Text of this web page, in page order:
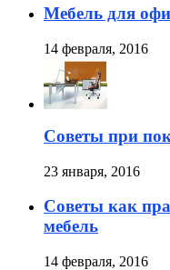
Мебель для
14 февраля, 2016
Советы при
23 января, 2016
Советы как
мебель
14 февраля, 2016